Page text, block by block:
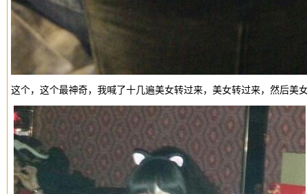
这个，这个最神奇，我喊了十几遍美女转过来，美女转过来，然后美